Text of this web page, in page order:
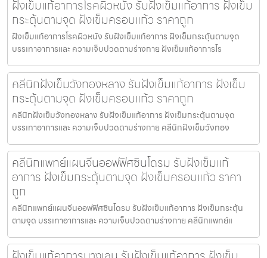
ฝังเข็มแก้อาการโรคผิวหนัง รับฝังเข็มแก้อาการ ฝังเข็ม
กระตุ้นตามจุด ฝังเข็มครอบแก้ว ราคาถูก
ฝังเข็มแก้อาการโรคผิวหนัง รับฝังเข็มแก้อาการ ฝังเข็มกระตุ้นตามจุด
บรรเทาอาการและ ความเจ็บปวดตามร่างกาย ฝังเข็มแก้อาการโร
คลีนิกฝังเข็มวังทองหลาง รับฝังเข็มแก้อาการ ฝังเข็ม
กระตุ้นตามจุด ฝังเข็มครอบแก้ว ราคาถูก
คลีนิกฝังเข็มวังทองหลาง รับฝังเข็มแก้อาการ ฝังเข็มกระตุ้นตามจุด
บรรเทาอาการและ ความเจ็บปวดตามร่างกาย คลีนิกฝังเข็มวังทอง
คลีนิกแพทย์แผนจีนออฟฟิศซินโดรม รับฝังเข็มแก้
อาการ ฝังเข็มกระตุ้นตามจุด ฝังเข็มครอบแก้ว ราคา
ถูก
คลีนิกแพทย์แผนจีนออฟฟิศซินโดรม รับฝังเข็มแก้อาการ ฝังเข็มกระตุ้น
ตามจุด บรรเทาอาการและ ความเจ็บปวดตามร่างกาย คลีนิกแพทย์แ